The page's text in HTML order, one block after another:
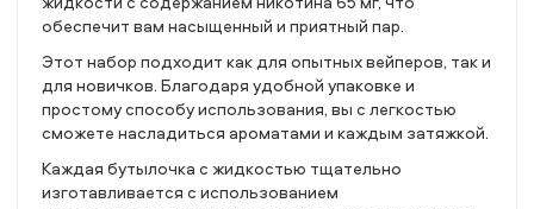
обеспечит вам насыщенный и приятный пар.
Этот набор подходит как для опытных вейперов, так и
для новичков. Благодаря удобной упаковке и
простому способу использования, вы с легкостью
сможете насладиться ароматами и каждым затяжкой.
Каждая бутылочка с жидкостью тщательно
изготавливается с использованием